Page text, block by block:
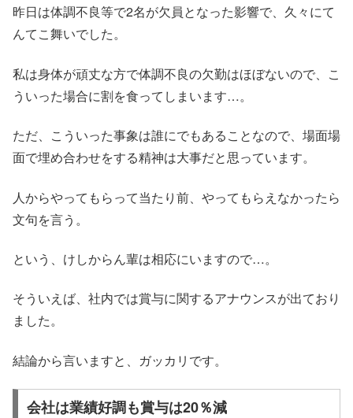
昨日は体調不良等で2名が欠員となった影響で、久々にて
んてこ舞いでした。
私は身体が頑丈な方で体調不良の欠勤はほぼないので、こ
ういった場合に割を食ってしまいます…。
ただ、こういった事象は誰にでもあることなので、場面場
面で埋め合わせをする精神は大事だと思っています。
人からやってもらって当たり前、やってもらえなかったら
文句を言う。
という、けしからん輩は相応にいますので…。
そういえば、社内では賞与に関するアナウンスが出ており
ました。
結論から言いますと、ガッカリです。
会社は業績好調も賞与は20％減